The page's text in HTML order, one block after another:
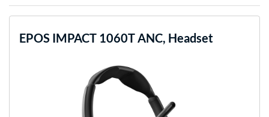
EPOS IMPACT 1060T ANC, Headset